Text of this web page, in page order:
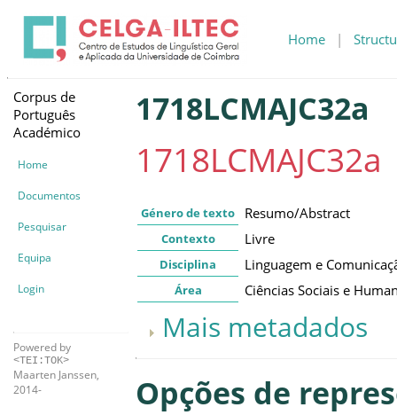
Home |
Corpus de
Português
Académico
Home
Documentos
Pesquisar
Equipa
Login
Powered by
<TEI:TOK>
Maarten Janssen,
2014-
1718LCMAJC32a
1718LCMAJC32a
Género de texto Resumo/Abstract
Contexto Livre
Disciplina Linguagem e
Área Ciências Sociais e
Mais metadados
Opções de